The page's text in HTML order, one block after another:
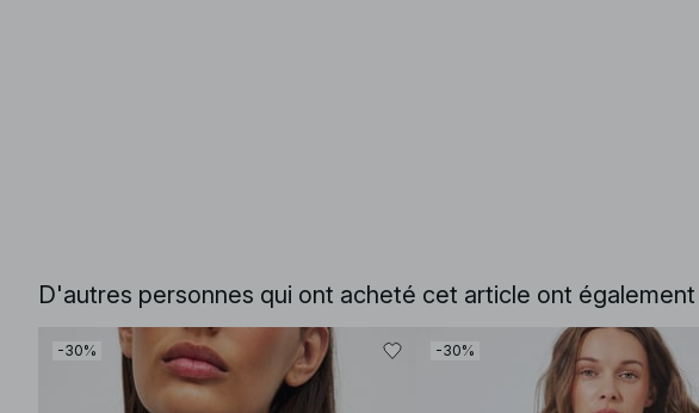
D'autres personnes qui ont acheté cet article ont
-30% -30%